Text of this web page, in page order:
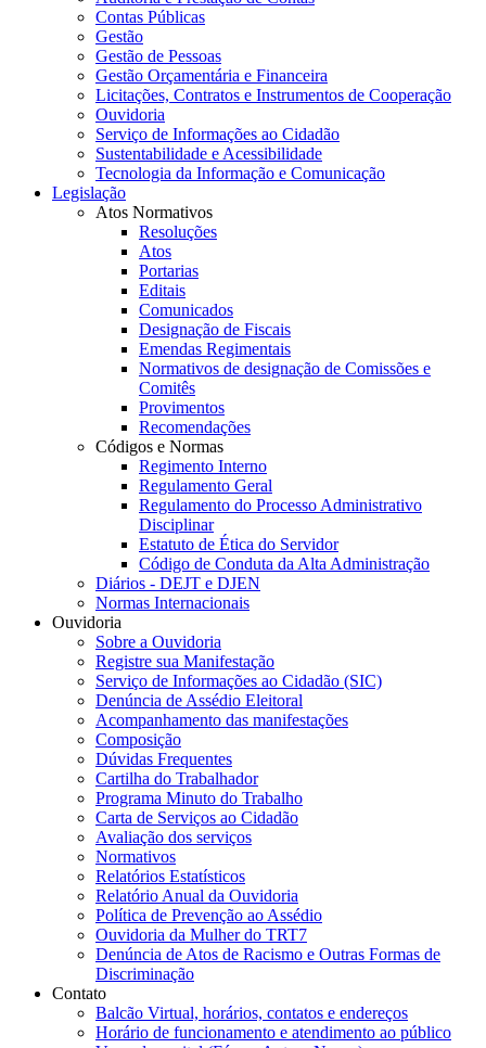
Contas Públicas
Gestão
Gestão de Pessoas
Gestão Orçamentária e Financeira
Licitações, Contratos e Instrumentos de Cooperação
Ouvidoria
Serviço de Informações ao Cidadão
Sustentabilidade e Acessibilidade
Tecnologia da Informação e Comunicação
Legislação
Atos Normativos
Resoluções
Atos
Portarias
Editais
Comunicados
Designação de Fiscais
Emendas Regimentais
Normativos de designação de Comissões e
Comitês
Provimentos
Recomendações
Códigos e Normas
Regimento Interno
Regulamento Geral
Regulamento do Processo Administrativo
Disciplinar
Estatuto de Ética do Servidor
Código de Conduta da Alta Administração
Diários - DEJT e DJEN
Normas Internacionais
Ouvidoria
Sobre a Ouvidoria
Registre sua Manifestação
Serviço de Informações ao Cidadão (SIC)
Denúncia de Assédio Eleitoral
Acompanhamento das manifestações
Composição
Dúvidas Frequentes
Cartilha do Trabalhador
Programa Minuto do Trabalho
Carta de Serviços ao Cidadão
Avaliação dos serviços
Normativos
Relatórios Estatísticos
Relatório Anual da Ouvidoria
Política de Prevenção ao Assédio
Ouvidoria da Mulher do TRT7
Denúncia de Atos de Racismo e Outras Formas de
Discriminação
Contato
Balcão Virtual, horários, contatos e endereços
Horário de funcionamento e atendimento ao público